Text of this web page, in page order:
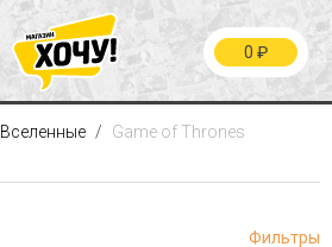
0 ₽
Вселенные Game of Thrones
Фильтры